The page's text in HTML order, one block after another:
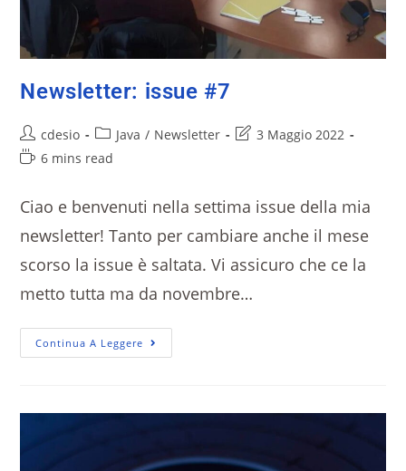
Newsletter: issue #7
cdesio Java / Newsletter
3 Maggio 2022
6 mins read
Ciao e benvenuti nella settima issue della mia
newsletter! Tanto per cambiare anche il mese
scorso la issue è saltata. Vi assicuro che ce la
metto tutta ma da novembre…
Continua A Leggere